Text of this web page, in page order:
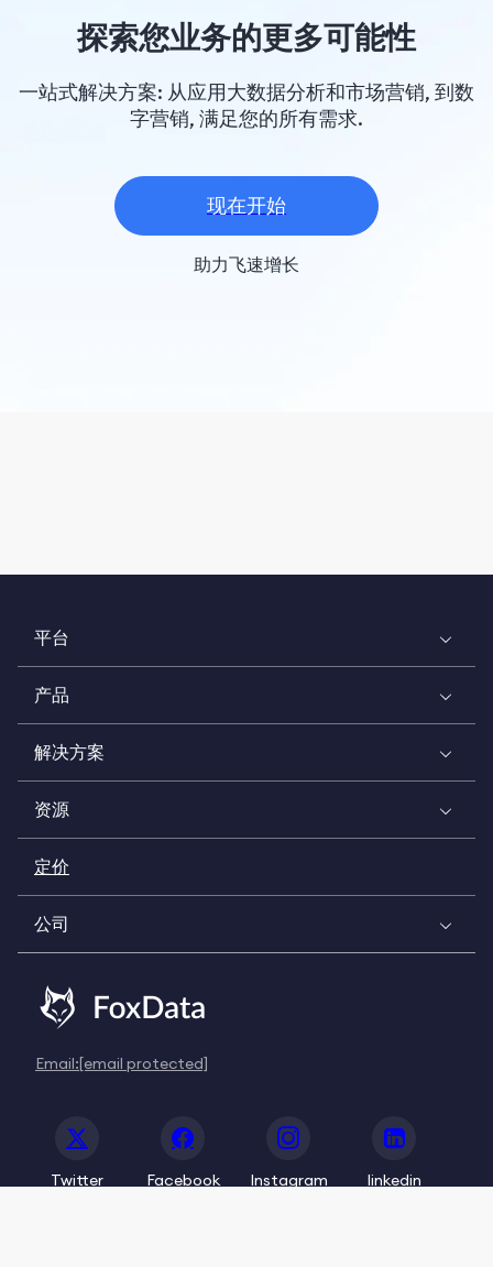
探索您业务的更多可能性
一站式解决方案: 从应用大数据分析和市场营销, 到数
字营销, 满足您的所有需求.
现在开始
助力飞速增长
平台
产品
解决方案
资源
定价
公司
Email:[email protected]
Twitter Facebook Instagram linkedin